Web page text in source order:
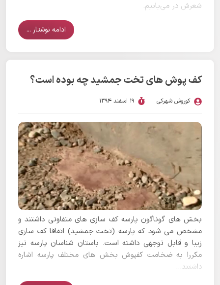
شعرش در می‌یابیم.
ادامه نوشتار ...
کف پوش های تخت جمشید چه بوده است؟
کوروش شهرکی 19 اسفند 1394
بخش های گوناگون پارسه کف سازی های متفاوتی داشتند و
مشخص می شود که پارسه (تخت جمشید) اتفاقا کف سازی
زیبا و قابل توجهی داشته است. باستان شناسان پارسه نیز
مکررا به ضخامت کفپوش بخش های مختلف پارسه اشاره
داشتند...